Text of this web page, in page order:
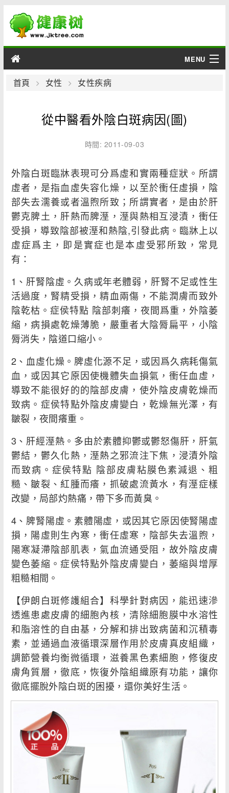
MENU
男性
綜合
疾病
首頁 女性 女性疾病
從中醫看外陰白斑病因(圖)
時間: 2011-09-03
外陰白斑臨牀表現可分爲虛和實兩種症狀。所謂
虛者，是指血虛失容化燥，以至於衝任虛損，陰
部失去濡養或者溫煦所致；所謂實者，是由於肝
鬱克脾土，肝熱而脾溼，溼與熱相互浸漬，衝任
受損，導致陰部被溼和熱陰,引發此病。臨牀上以
虛症爲主，即是實症也是本虛受邪所致，常見
有：
1、肝腎陰虛。久病或年老體弱，肝腎不足或性生
活過度，腎精受損，精血兩傷，不能潤膚而致外
陰乾枯。症侯特點 陰部刺癢，夜間爲重，外陰萎
縮，病損處乾燥薄脆，嚴重者大陰脣扁平，小陰
脣消失，陰道口縮小。
2、血虛化燥。脾虛化源不足，或因爲久病耗傷氣
血，或因其它原因使機體失血損氣，衝任血虛，
導致不能很好的的陰部皮膚，使外陰皮膚乾燥而
致病。症侯特點外陰皮膚變白，乾燥無光澤，有
皺裂，夜間癢重。
3、肝經溼熱。多由於素體抑鬱或鬱怒傷肝，肝氣
鬱結，鬱久化熱，溼熱之邪流注下焦，浸漬外陰
而致病。症侯特點 陰部皮膚粘膜色素減退、粗
糙、皺裂、紅腫而癢，抓破處流黃水，有溼症樣
改變，局部灼熱痛，帶下多而黃臭。
4、脾腎陽虛。素體陽虛，或因其它原因使腎陽虛
損，陽虛則生內寒，衝任虛寒，陰部失去溫煦，
陽寒凝滯陰部肌表，氣血流通受阻，故外陰皮膚
變色萎縮。症侯特點外陰皮膚變白，萎縮與增厚
粗糙相間。
【伊朗白斑修護組合】科學針對病因，能迅速滲
透進患處皮膚的細胞內核，清除細胞膜中水溶性
和脂溶性的自由基，分解和排出致病菌和沉積毒
素，並通過血液循環深層作用於皮膚真皮組織，
調節營養均衡微循環，滋養黑色素細胞，修復皮
膚角質層，徹底，恢復外陰組織原有功能，讓你
徹底擺脫外陰白斑的困擾，還你美好生活。